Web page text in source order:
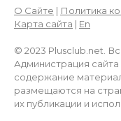
О Сайте | Политика
Карта сайта | En
© 2023 Plusclub.net.
Администрация
содержание
размещаются на
их публикации и